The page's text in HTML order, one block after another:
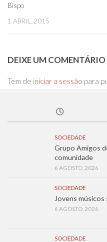
Bispo
1 ABRIL, 2015
DEIXE UM COMENTÁRIO
Tem de iniciar a sessão para
SOCIEDADE
Grupo Amigos
comunidade
6 AGOSTO, 2026
SOCIEDADE
Jovens músicos
6 AGOSTO, 2026
SOCIEDADE